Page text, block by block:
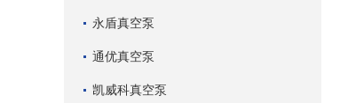
永盾真空泵
通优真空泵
凯威科真空泵